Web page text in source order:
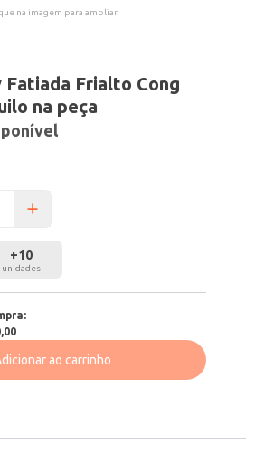
na imagem para ampliar.
Fatiada Frialto Cong
na peça
+10
unidades
ao carrinho